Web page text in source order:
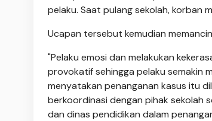
pelaku. Saat pulang sekolah, korban
Ucapan tersebut kemudian
"Pelaku emosi dan melakukan
provokatif sehingga pelaku semakin
menyatakan penanganan kasus itu
berkoordinasi dengan pihak sekolah
dan dinas pendidikan dalam